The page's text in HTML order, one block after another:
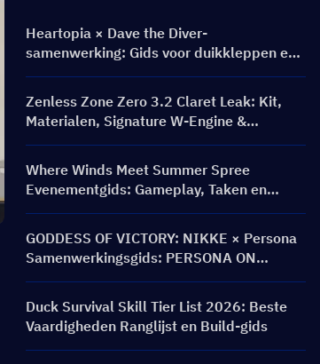
Heartopia × Dave the Diver-
samenwerking: Gids voor duikkleppen en
beloningen
Zenless Zone Zero 3.2 Claret Leak: Kit,
Materialen, Signature W-Engine &
Mindscape Cinema
Where Winds Meet Summer Spree
Evenementgids: Gameplay, Taken en
Beloningen
GODDESS OF VICTORY: NIKKE × Persona
Samenwerkingsgids: PERSONA ON
FRONTLINE Evenement, Personages,
Banners & Beloningen
Duck Survival Skill Tier List 2026: Beste
Vaardigheden Ranglijst en Build-gids